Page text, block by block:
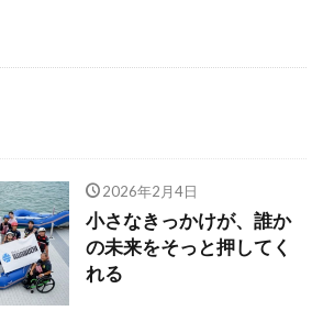
2026年2月4日
小さなきっかけが、誰か
の未来をそっと押してく
れる